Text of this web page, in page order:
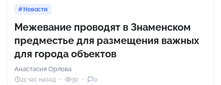
Новости
Межевание проводят в Знаменском
предместье для размещения важных
для города объектов
Анастасия Орлова
21 час назад 30 0